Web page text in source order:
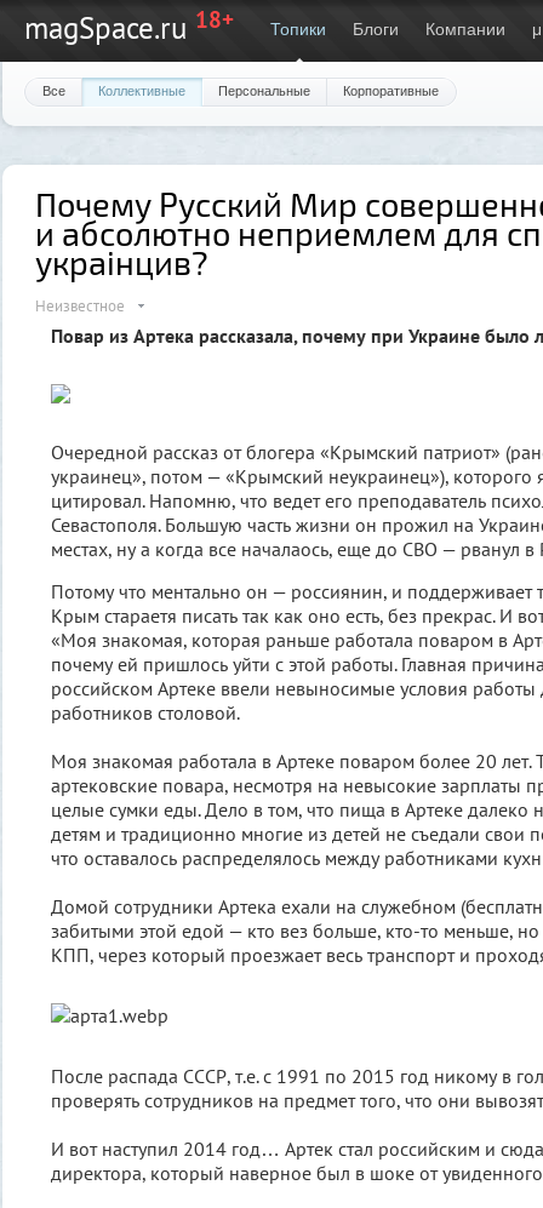
magSpace.ru 18+ Топики Блоги Компании μ
Все Коллективные Персональные Корпоративные
Почему Русский Мир
и абсолютно неприемлем для
украiнцив?
Неизвестное
Повар из Артека рассказала, почему при Украине было
Очередной рассказ от блогера «Крымский патриот»
украинец», потом — «Крымский неукраинец»), которого
цитировал. Напомню, что ведет его преподаватель
Севастополя. Большую часть жизни он прожил на
местах, ну а когда все началаось, еще до СВО — рванул
Потому что ментально он — россиянин, и поддерживает
Крым стараетя писать так как оно есть, без прекрас. И
«Моя знакомая, которая раньше работала поваром в
почему ей пришлось уйти с этой работы. Главная
российском Артеке ввели невыносимые условия
работников столовой.
Моя знакомая работала в Артеке поваром более 20 лет.
артековские повара, несмотря на невысокие зарплаты
целые сумки еды. Дело в том, что пища в Артеке далеко
детям и традиционно многие из детей не съедали свои
что оставалось распределялось между работниками
Домой сотрудники Артека ехали на служебном
забитыми этой едой — кто вез больше, кто-то меньше, но
КПП, через который проезжает весь транспорт и
После распада СССР, т.е. с 1991 по 2015 год никому в
проверять сотрудников на предмет того, что они
И вот наступил 2014 год… Артек стал российским и
директора, который наверное был в шоке от